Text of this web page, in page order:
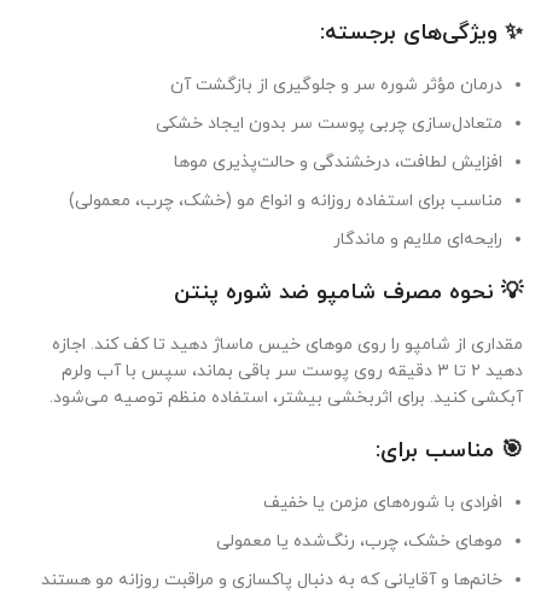
✨ ویژگی‌های برجسته:
درمان مؤثر شوره سر و جلوگیری از بازگشت آن
متعادل‌سازی چربی پوست سر بدون ایجاد خشکی
افزایش لطافت، درخشندگی و حالت‌پذیری موها
مناسب برای استفاده روزانه و انواع مو (خشک، چرب، معمولی)
رایحه‌ای ملایم و ماندگار
💡 نحوه مصرف شامپو ضد شوره پنتن
مقداری از شامپو را روی موهای خیس ماساژ دهید تا کف کند. اجازه
دهید ۲ تا ۳ دقیقه روی پوست سر باقی بماند، سپس با آب ولرم
آبکشی کنید. برای اثربخشی بیشتر، استفاده منظم توصیه می‌شود.
🎯 مناسب برای:
افرادی با شوره‌های مزمن یا خفیف
موهای خشک، چرب، رنگ‌شده یا معمولی
خانم‌ها و آقایانی که به دنبال پاکسازی و مراقبت روزانه مو هستند